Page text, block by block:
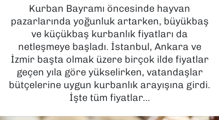
Kurban Bayramı öncesinde hayvan
pazarlarında yoğunluk artarken, büyükbaş
ve küçükbaş kurbanlık fiyatları da
netleşmeye başladı. İstanbul, Ankara ve
İzmir başta olmak üzere birçok ilde fiyatlar
geçen yıla göre yükselirken, vatandaşlar
bütçelerine uygun kurbanlık arayışına girdi.
İşte tüm fiyatlar...
SAĞLIK
SPOR
TEKNOLOJİ
YAŞAM